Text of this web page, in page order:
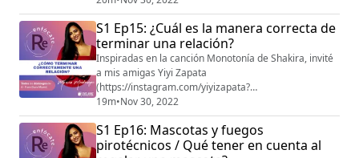
S1 Ep15: ¿Cuál es la manera correcta de
terminar una relación?
Inspiradas en la canción Monotonía de Shakira, invité
a mis amigas Yiyi Zapata
(https://instagram.com/yiyizapata?
igshid=YmMyMTA2M2Y=) y Yase Castillo
(https://instagram.com/yasencastillo?
igshid=YmMyMTA2M2Y=) , a una sección de Re
Enfócate llamada El Debate, aquí expusimos cada una
19m•Nov 30, 2022
S1 Ep16: Mascotas y fuegos
pirotécnicos / Qué tener en cuenta al